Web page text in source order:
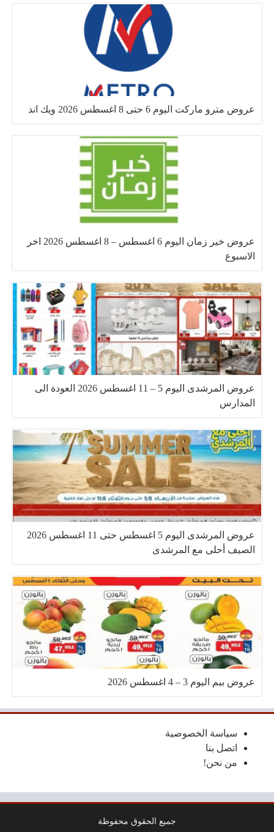
عروض مترو ماركت اليوم 6 حتى 8 اغسطس 2026 ويك اند
عروض خير زمان اليوم 6 اغسطس – 8 اغسطس 2026 اخر
الاسبوع
عروض المرشدى اليوم 5 – 11 اغسطس 2026 العودة الى
المدارس
عروض المرشدى اليوم 5 اغسطس حتى 11 اغسطس 2026
الصيف أحلى مع المرشدى
عروض بيم اليوم 3 – 4 اغسطس 2026
سياسة الخصوصية
اتصل بنا
من نحن!
جميع الحقوق محفوظة